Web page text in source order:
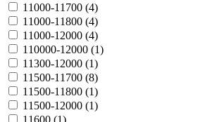
11000-11700 (4)
11000-11800 (4)
11000-12000 (4)
110000-12000 (1)
11300-12000 (1)
11500-11700 (8)
11500-11800 (1)
11500-12000 (1)
11600 (1)